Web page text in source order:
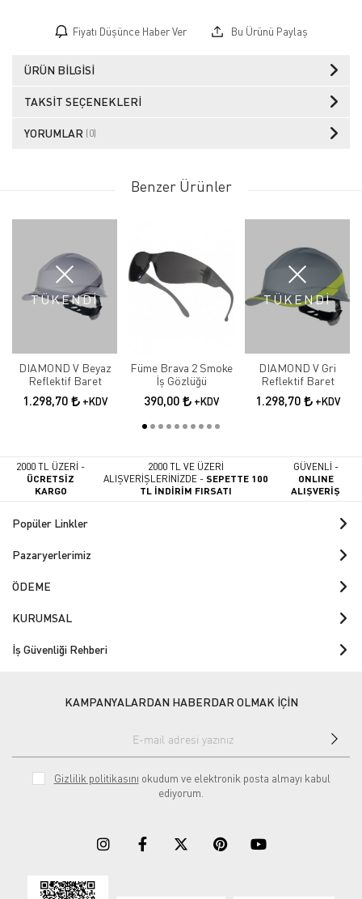
Fiyatı Düşünce Haber Ver Bu Ürünü Paylaş
ÜRÜN BILGISI
TAKSIT SEÇENEKLERI
YORUMLAR (0)
Benzer Ürünler
TÜKENDİ
DIAMOND V Beyaz
Reflektif Baret
1.298,70 +KDV
Füme Brava 2 Smoke
İş Gözlüğü
390,00 +KDV
TÜKENDİ
DIAMOND V Gri
Reflektif Baret
1.298,70 +KDV
2000 TL ÜZERİ -
ÜCRETSİZ
KARGO
2000 TL VE ÜZERİ
ALIŞVERİŞLERİNİZDE -SEPETTE 100
TL İNDİRİM FIRSATI
GÜVENLİ -
ONLINE
ALIŞVERİŞ
Popüler Linkler
Pazaryerlerimiz
ÖDEME
KURUMSAL
İş Güvenliği Rehberi
KAMPANYALARDAN HABERDAR OLMAK İÇİN
Gizlilik politikasını okudum ve elektronik posta almayı kabul
ediyorum.